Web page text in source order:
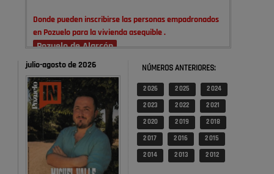
Donde pueden inscribirse las personas empadronados
en Pozuelo para la vivienda asequible .
Pozuelo de Alarcón
Pozuelo desbloquea
definitivamente Huerta
Grande: las obras …
También pienso que si no fuéramos tan sucios no haría
falta denunciar nada
Pozuelo de Alarcón
Quejas por el deterioro de
julio-agosto de 2026 NÚMEROS ANTERIORES:
2 026 2 025 2 024
2 023 2 022 2 021
2 020 2 019 2 018
2 017 2 016 2 015
2 014 2 013 2 012